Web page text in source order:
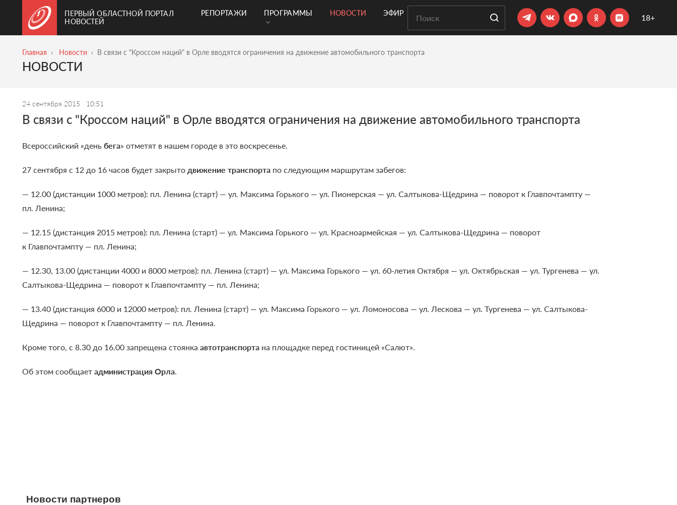
ПЕРВЫЙ ОБЛАСТНОЙ ПОРТАЛ
НОВОСТЕЙ
РЕПОРТАЖИ ПРОГРАММЫ НОВОСТИ ЭФИР 18+
Главная Новости В связи с "Кроссом наций" в Орле вводятся ограничения на движение автомобильного транспорта
НОВОСТИ
24 сентября 2015 10:51
В связи с "Кроссом наций" в Орле вводятся ограничения на движение автомобильного транспорта
Всероссийский «деньбега» отметят в нашем городе в это воскресенье.
27 сентября с 12 до 16 часов будет закрыто движение транспорта по следующим маршрутам забегов:
— 12.00 (дистанции 1000 метров): пл. Ленина (старт) — ул. Максима Горького — ул. Пионерская — ул. Салтыкова-Щедрина — поворот к Главпочтампту —
пл. Ленина;
— 12.15 (дистанция 2015 метров): пл. Ленина (старт) — ул. Максима Горького — ул. Красноармейская — ул. Салтыкова-Щедрина — поворот
к Главпочтампту — пл. Ленина;
— 12.30, 13.00 (дистанции 4000 и 8000 метров): пл. Ленина (старт) — ул. Максима Горького — ул. 60-летия Октября — ул. Октябрьская — ул. Тургенева — ул.
Салтыкова-Щедрина — поворот к Главпочтампту — пл. Ленина;
— 13.40 (дистанция 6000 и 12000 метров): пл. Ленина (старт) — ул. Максима Горького — ул. Ломоносова — ул. Лескова — ул. Тургенева — ул. Салтыкова-
Щедрина — поворот к Главпочтампту — пл. Ленина.
Кроме того, с 8.30 до 16.00 запрещена стоянкаавтотранспорта на площадке перед гостиницей «Салют».
Об этом сообщаетадминистрация Орла.
Новости партнеров